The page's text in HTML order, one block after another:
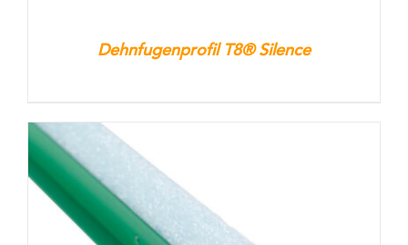
Dehnfugenprofil T8® Silence